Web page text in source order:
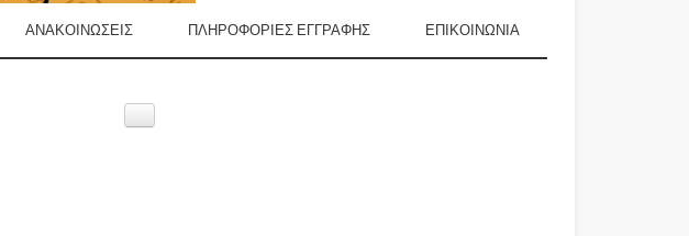
ΑΝΑΚΟΙΝΏΣΕΙΣ ΠΛΗΡΟΦΟΡΊΕΣ ΕΓΓΡΑΦΉΣ ΕΠΙΚΟΙΝΩΝΙΑ